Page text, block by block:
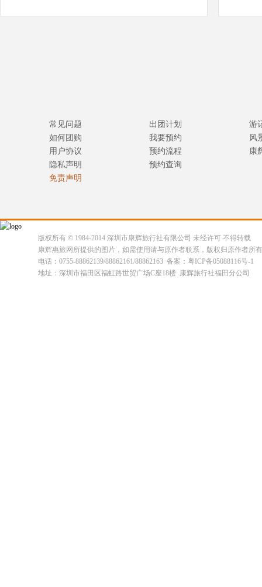
常见问题
如何团购
用户协议
隐私声明
免责声明
出团计划
我要预约
预约流程
预约查询
游
风
康
版权所有 © 1984-2014 深圳市康辉旅行社有限公司 未经许可 不得转载
康辉惠旅网所提供的图片，如需使用请与原作者联系，版权归原作者所
电话：0755-88862139/88862161/88862163 备案：粤ICP备05088116号-1
地址：深圳市福田区福虹路世贸广场C座18楼 康辉旅行社福田分公司